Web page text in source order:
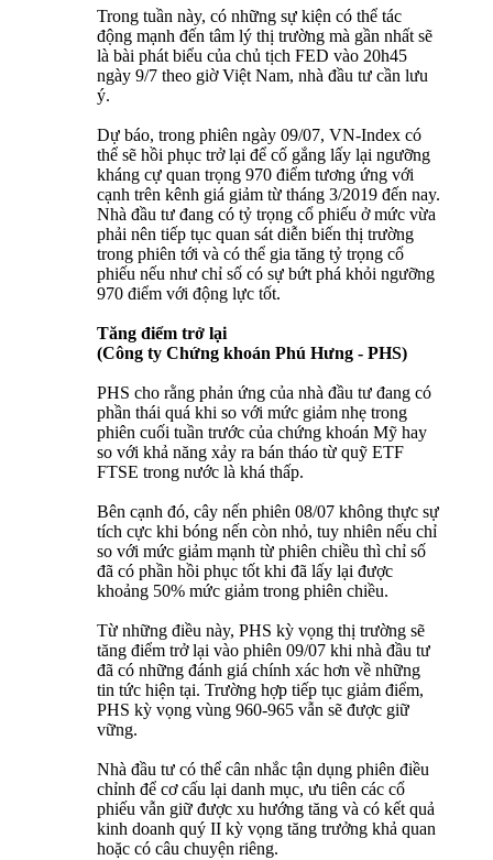
Trong tuần này, có những sự kiện có thể tác
động mạnh đến tâm lý thị trường mà gần nhất sẽ
là bài phát biểu của chủ tịch FED vào 20h45
ngày 9/7 theo giờ Việt Nam, nhà đầu tư cần lưu
ý.
Dự báo, trong phiên ngày 09/07, VN-Index có
thể sẽ hồi phục trở lại để cố gắng lấy lại ngưỡng
kháng cự quan trọng 970 điểm tương ứng với
cạnh trên kênh giá giảm từ tháng 3/2019 đến nay.
Nhà đầu tư đang có tỷ trọng cổ phiếu ở mức vừa
phải nên tiếp tục quan sát diễn biến thị trường
trong phiên tới và có thể gia tăng tỷ trọng cổ
phiếu nếu như chỉ số có sự bứt phá khỏi ngưỡng
970 điểm với động lực tốt.
Tăng điểm trở lại
(Công ty Chứng khoán Phú Hưng - PHS)
PHS cho rằng phản ứng của nhà đầu tư đang có
phần thái quá khi so với mức giảm nhẹ trong
phiên cuối tuần trước của chứng khoán Mỹ hay
so với khả năng xảy ra bán tháo từ quỹ ETF
FTSE trong nước là khá thấp.
Bên cạnh đó, cây nến phiên 08/07 không thực sự
tích cực khi bóng nến còn nhỏ, tuy nhiên nếu chỉ
so với mức giảm mạnh từ phiên chiều thì chỉ số
đã có phần hồi phục tốt khi đã lấy lại được
khoảng 50% mức giảm trong phiên chiều.
Từ những điều này, PHS kỳ vọng thị trường sẽ
tăng điểm trở lại vào phiên 09/07 khi nhà đầu tư
đã có những đánh giá chính xác hơn về những
tin tức hiện tại. Trường hợp tiếp tục giảm điểm,
PHS kỳ vọng vùng 960-965 vẫn sẽ được giữ
vững.
Nhà đầu tư có thể cân nhắc tận dụng phiên điều
chỉnh để cơ cấu lại danh mục, ưu tiên các cổ
phiếu vẫn giữ được xu hướng tăng và có kết quả
kinh doanh quý II kỳ vọng tăng trưởng khả quan
hoặc có câu chuyện riêng.